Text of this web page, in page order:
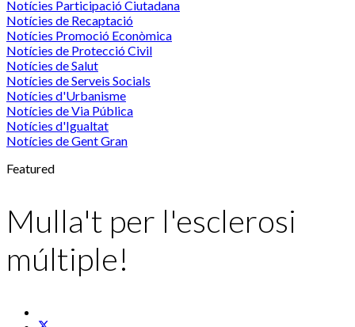
Notícies Participació Ciutadana
Notícies de Recaptació
Notícies Promoció Econòmica
Notícies de Protecció Civil
Notícies de Salut
Notícies de Serveis Socials
Notícies d'Urbanisme
Notícies de Via Pública
Notícies d'Igualtat
Notícies de Gent Gran
Featured
Mulla't per l'esclerosi
múltiple!